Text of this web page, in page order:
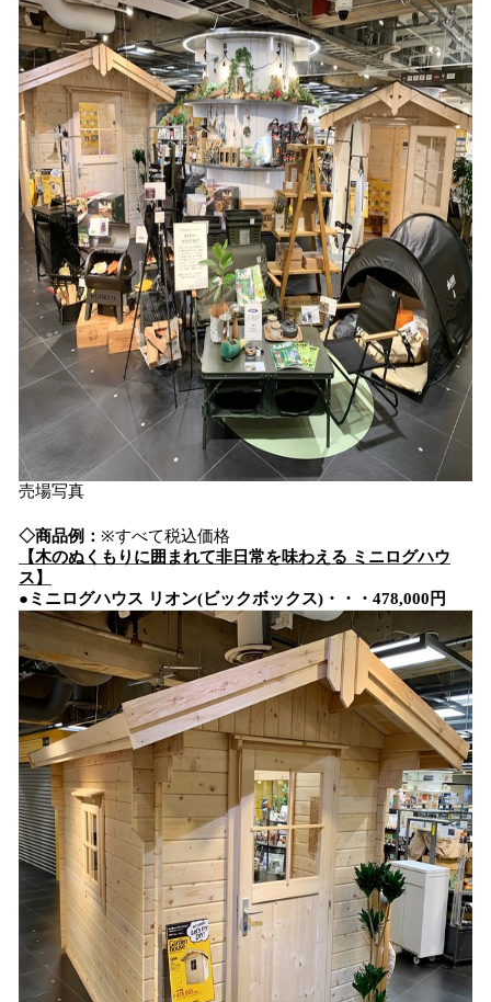
売場写真
◇商品例： ※すべて税込価格
【木のぬくもりに囲まれて非日常を味わえる ミニログハウ
ス 】
● ミニログハウス リオン(ビックボックス) ・・・ 478,000 円